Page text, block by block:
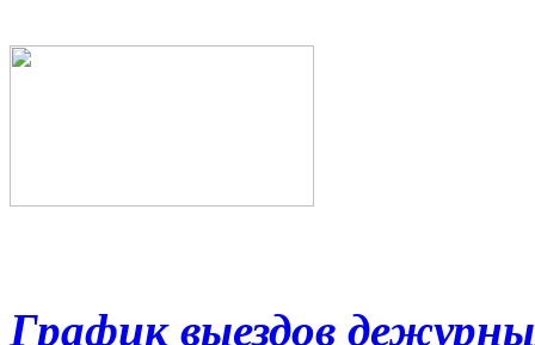
График выездов